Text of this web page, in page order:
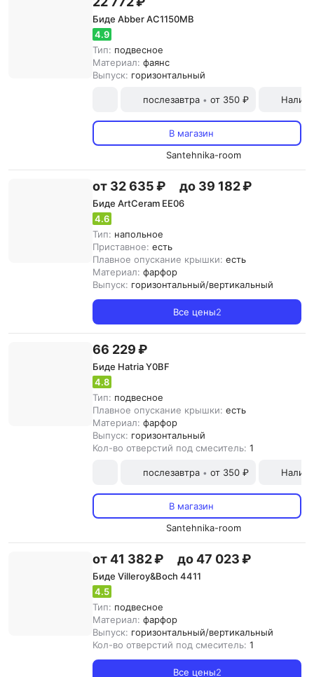
Биде Abber AC1150MB
4.9
Тип: подвесное
Материал: фаянс
Выпуск: горизонтальный
послезавтра • от 350 ₽
В магазин
Santehnika-room
от 32 635 ₽ до 39 182 ₽
Биде ArtCeram EE06
4.6
Тип: напольное
Приставное: есть
Плавное опускание крышки: есть
Материал: фарфор
Выпуск: горизонтальный/вертикальный
Все цены2
66 229 ₽
Биде Hatria Y0BF
4.8
Тип: подвесное
Плавное опускание крышки: есть
Материал: фарфор
Выпуск: горизонтальный
Кол-во отверстий под смеситель: 1
послезавтра • от 350 ₽
В магазин
Santehnika-room
от 41 382 ₽ до 47 023 ₽
Биде Villeroy&Boch 4411
4.5
Тип: подвесное
Материал: фарфор
Выпуск: горизонтальный/вертикальный
Кол-во отверстий под смеситель: 1
Все цены2